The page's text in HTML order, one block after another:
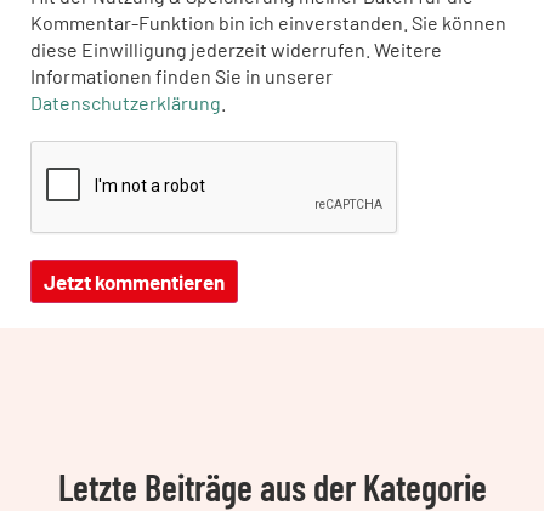
Kommentar-Funktion bin ich einverstanden. Sie können
diese Einwilligung jederzeit widerrufen. Weitere
Informationen finden Sie in unserer
Datenschutzerklärung
Letzte Beiträge aus der Kategorie